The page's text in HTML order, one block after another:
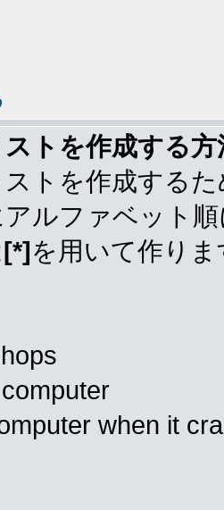
トを作成する方
トを作成する
ルファベット
[*]を用いて作り
when it